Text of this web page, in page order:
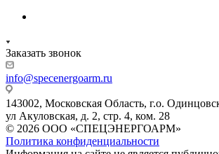
Заказать звонок
info@specenergoarm.ru
143002, Московская Область, г.о.
ул Акуловская, д. 2, стр. 4, ком. 28
© 2026 ООО «СПЕЦЭНЕРГОАРМ»
Политика конфиденциальности